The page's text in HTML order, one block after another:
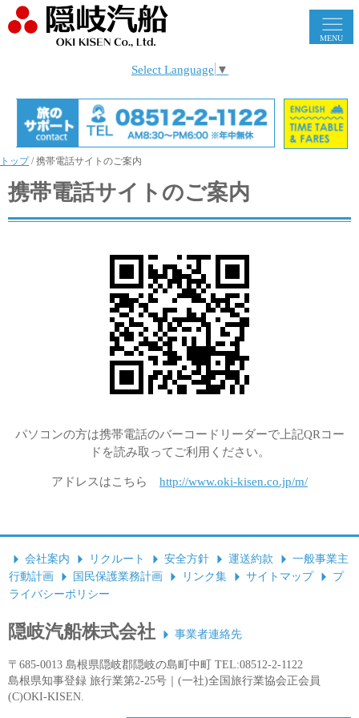
MENU
Select Language ▼
トップ/携帯電話サイトのご案内
携帯電話サイトのご案内
パソコンの方は携帯電話のバーコードリーダーで上記QRコー
ドを読み取ってご利用ください。
アドレスはこちら http://www.oki-kisen.co.jp/m/
会社案内 リクルート 安全方針 運送約款
一般事業主
行動計画
国民保護業務計画 リンク集 サイトマップ
プ
ライバシーポリシー
隠岐汽船株式会社 事業者連絡先
〒685-0013 島根県隠岐郡隠岐の島町中町 TEL:08512-2-1122
島根県知事登録 旅行業第2-25号｜(一社)全国旅行業協会正会員
(C)OKI-KISEN.